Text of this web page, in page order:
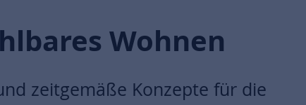
Wohnen
zeitgemäße Konzepte für die